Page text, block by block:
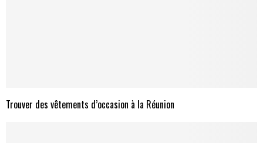
Trouver des vêtements d’occasion à la Réunion